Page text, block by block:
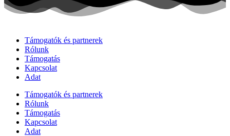
Támogatók és partnerek
Rólunk
Támogatás
Kapcsolat
Adat
Támogatók és partnerek
Rólunk
Támogatás
Kapcsolat
Adat